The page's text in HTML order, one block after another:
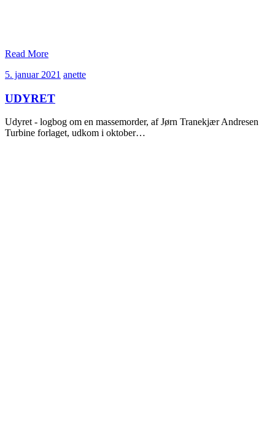
Read More
5. januar 2021 5.
anetteanette
UDYRET
Udyret - logbog om en massemorder, af Jørn Tranekjær Andresen
Turbine forlaget, udkom i oktober…